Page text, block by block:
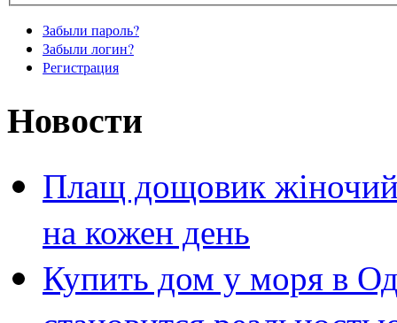
Забыли пароль?
Забыли логин?
Регистрация
Новости
Плащ дощовик
на кожен день
Купить дом у моря в